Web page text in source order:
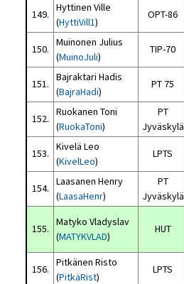
149.
Hyttinen Ville
(HyttiVill1)
OPT-86
150.
Muinonen Julius
(MuinoJuli)
TIP-70
151.
Bajraktari Hadis
(BajraHadi)
PT 75
152.
Ruokanen Toni
(RuokaToni)
PT
Jyväskylä
153.
Kivelä Leo
(KivelLeo)
LPTS
154.
Laasanen Henry
(LaasaHenr)
PT
Jyväskylä
155.
Matyko Vladyslav
(MATYKVLAD)
HUT
156.
Pitkänen Risto
(PitkäRist)
LPTS